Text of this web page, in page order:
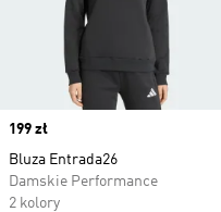
Price
199 zł
Bluza Entrada26
Damskie Performance
2 kolory